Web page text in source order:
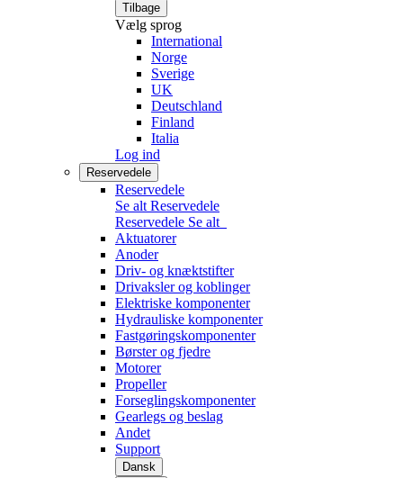
Tilbage
Vælg sprog
International
Norge
Sverige
UK
Deutschland
Finland
Italia
Log ind
Reservedele
Reservedele
Se alt Reservedele
Reservedele Se alt
Aktuatorer
Anoder
Driv- og knæktstifter
Drivaksler og koblinger
Elektriske komponenter
Hydrauliske komponenter
Fastgøringskomponenter
Børster og fjedre
Motorer
Propeller
Forseglingskomponenter
Gearlegs og beslag
Andet
Support
Dansk